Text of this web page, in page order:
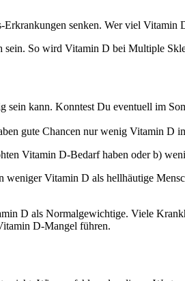
senken. Wer viel Vitamin
So wird Vitamin D bei Multiple
kann. Konntest Du eventuell im
gute Chancen nur wenig Vitamin D
Vitamin D-Bedarf haben oder b)
Vitamin D als hellhäutige
D als Normalgewichtige. Viele
D-Mangel führen.